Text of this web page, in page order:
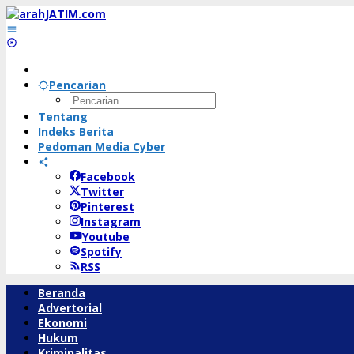
Lewati
ke
konten
Pencarian
Tentang
Indeks Berita
Pedoman Media Cyber
Facebook
Twitter
Pinterest
Instagram
Youtube
Spotify
RSS
Beranda
Advertorial
Ekonomi
Hukum